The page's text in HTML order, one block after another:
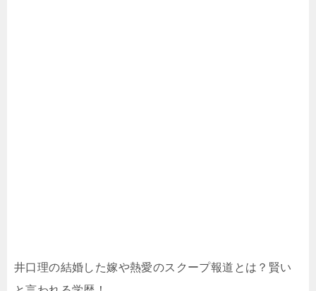
井口理の結婚した嫁や熱愛のスクープ報道とは？賢い